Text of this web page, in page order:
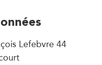
Lefebvre 44